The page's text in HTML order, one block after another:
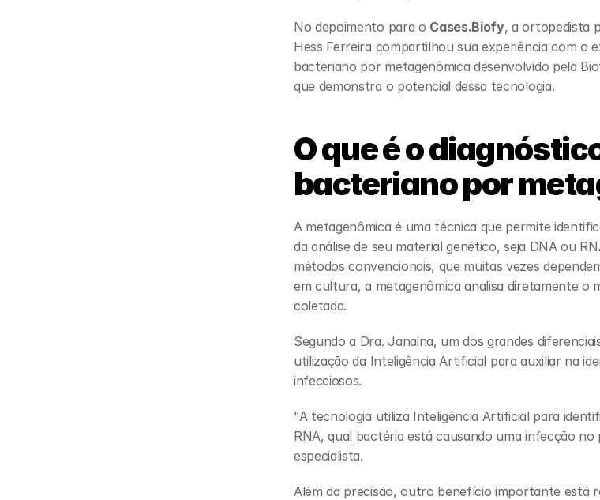
No depoimento para o Cases.Biofy, a ortopedista
Hess Ferreira compartilhou sua experiência com o
bacteriano por metagenômica desenvolvido pela
que demonstra o potencial dessa tecnologia.
O que é o
bacteriano por
A metagenômica é uma técnica que permite
da análise de seu material genético, seja DNA ou
métodos convencionais, que muitas vezes
em cultura, a metagenômica analisa diretamente o
coletada.
Segundo a Dra. Janaina, um dos grandes
utilização da Inteligência Artificial para auxiliar na
infecciosos.
"A tecnologia utiliza Inteligência Artificial para
RNA, qual bactéria está causando uma infecção no
especialista.
Além da precisão, outro benefício importante está